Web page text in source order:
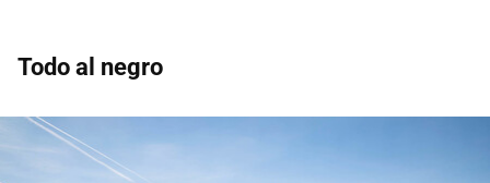
Todo al negro